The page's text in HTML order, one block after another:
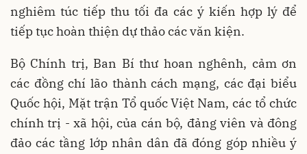
nghiêm túc tiếp thu tối đa các ý kiến hợp lý để
tiếp tục hoàn thiện dự thảo các văn kiện.
Bộ Chính trị, Ban Bí thư hoan nghênh, cảm ơn
các đồng chí lão thành cách mạng, các đại biểu
Quốc hội, Mặt trận Tổ quốc Việt Nam, các tổ chức
chính trị - xã hội, của cán bộ, đảng viên và đông
đảo các tầng lớp nhân dân đã đóng góp nhiều ý